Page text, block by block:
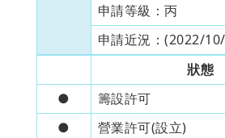
申請等級：丙
申請近況：(2022/
狀態
●
籌設許可
●
營業許可(設立)